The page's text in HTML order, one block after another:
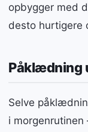
opbygger med
desto hurtigere
Påklædning
Selve
i morgenrutinen